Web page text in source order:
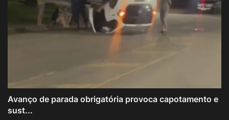
Avanço de parada obrigatória provoca capotamento e
sust...